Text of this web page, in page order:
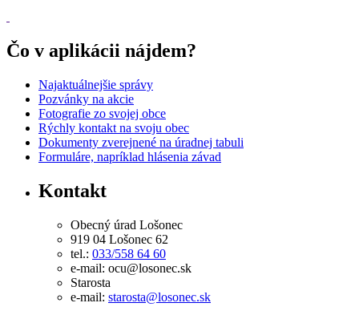
Čo v aplikácii nájdem?
Najaktuálnejšie správy
Pozvánky na akcie
Fotografie zo svojej obce
Rýchly kontakt na svoju obec
Dokumenty zverejnené na úradnej tabuli
Formuláre, napríklad hlásenia závad
Kontakt
Obecný úrad Lošonec
919 04 Lošonec 62
tel.: 033/558 64 60
e-mail: ocu@losonec.sk
Starosta
e-mail: starosta@losonec.sk